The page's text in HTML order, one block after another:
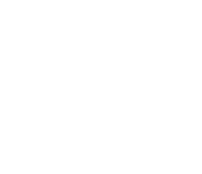
う言い伝えがあるケサラン
す。メッセージでは色々記
たいつかお会いして楽しい
入れてくださり とても嬉